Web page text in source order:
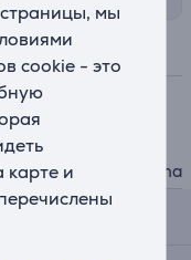
мы
cookie - это
карте и
Hama